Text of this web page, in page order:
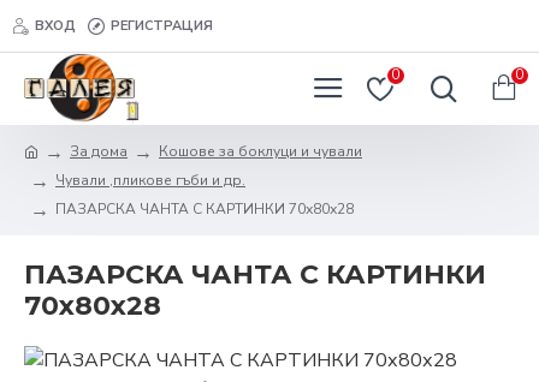
ВХОД РЕГИСТРАЦИЯ
0 0
За дома
Кошове за боклуци и чували
Чували ,пликове гъби и др.
ПАЗАРСКА ЧАНТА С КАРТИНКИ 70х80х28
ПАЗАРСКА ЧАНТА С КАРТИНКИ
70х80х28